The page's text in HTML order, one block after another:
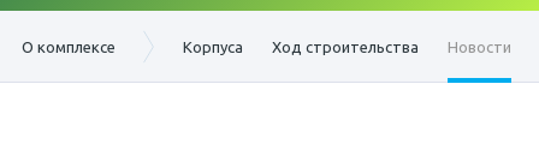
О комплексе Корпуса Ход строительства Новости